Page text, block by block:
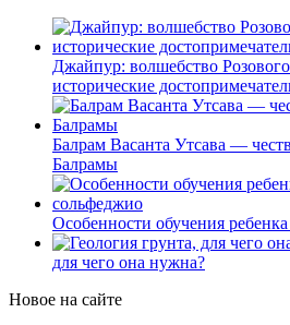
Джайпур: волшебство
исторические
Балрам Васанта Утсава —
Балрамы
Особенности обучения
для чего она нужна?
Новое на сайте